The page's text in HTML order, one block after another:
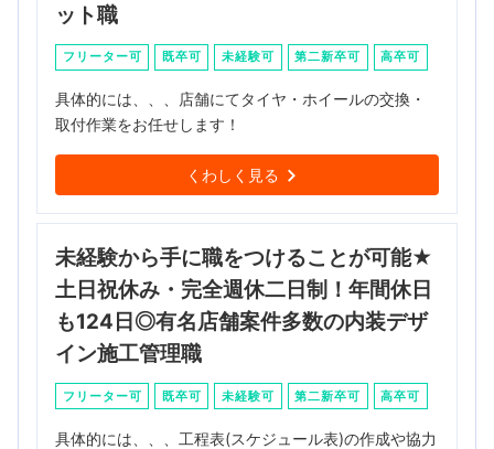
ット職
フリーター可 既卒可 未経験可 第二新卒可 高卒可
具体的には、、、店舗にてタイヤ・ホイールの交換・
取付作業をお任せします！
くわしく見る
未経験から手に職をつけることが可能★
土日祝休み・完全週休二日制！年間休日
も124日◎有名店舗案件多数の内装デザ
イン施工管理職
フリーター可 既卒可 未経験可 第二新卒可 高卒可
具体的には、、、工程表(スケジュール表)の作成や協力